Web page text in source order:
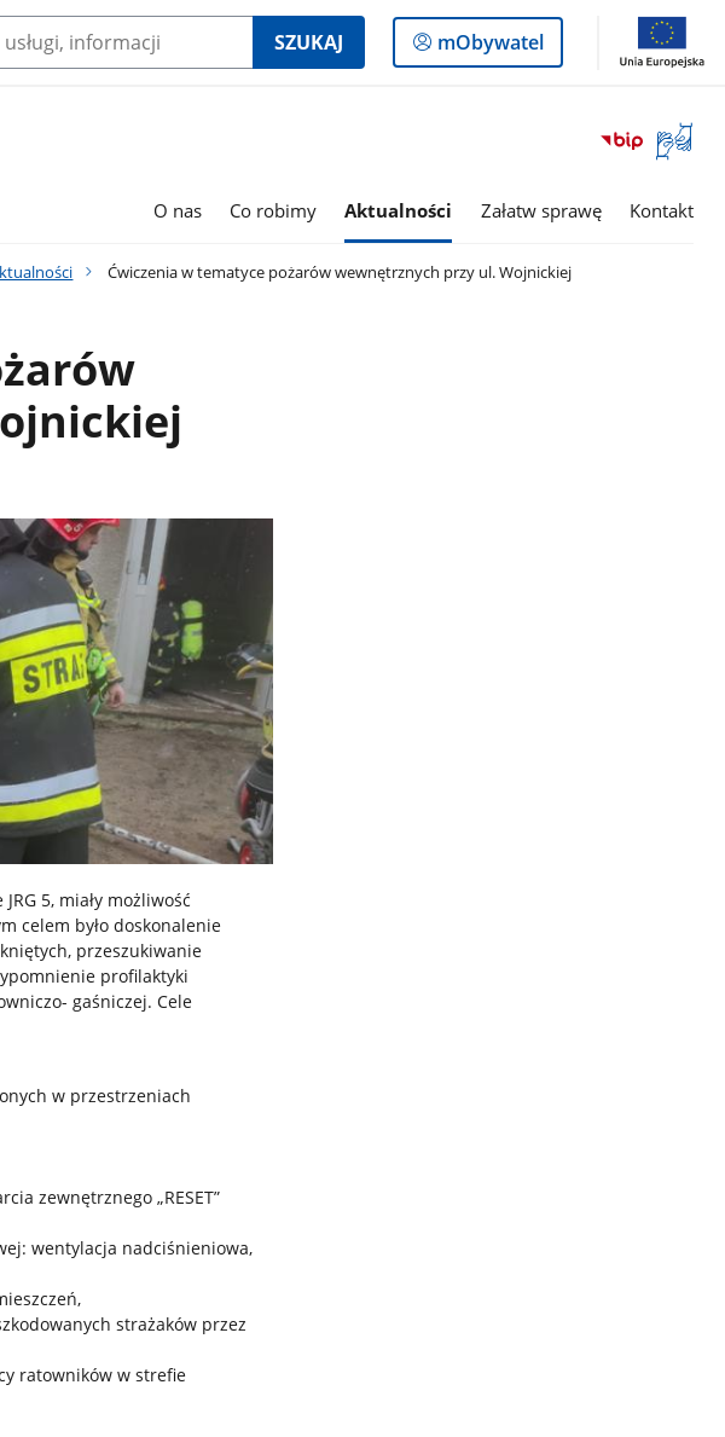
SZUKAJ
Logowanie
do
mObywatel
Otwórz
okno
O nas Co robimy Aktualności Załatw sprawę Kontakt
Ćwiczenia w tematyce pożarów wewnętrznych przy ul. Wojnickiej
5, miały możliwość
celem było doskonalenie
przeszukiwanie
profilaktyki
gaśniczej. Cele
w przestrzeniach
zewnętrznego „RESET”
wentylacja nadciśnieniowa,
strażaków przez
ratowników w strefie